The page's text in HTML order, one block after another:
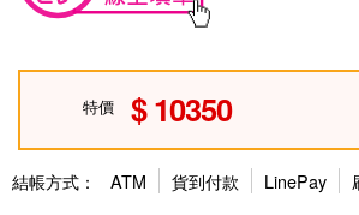
特價 10350
結帳方式： ATM 貨到付款 LinePay